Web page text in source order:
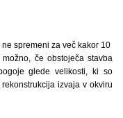
spremeni za več kakor 10
če obstoječa stavba
glede velikosti, ki so
izvaja v okviru